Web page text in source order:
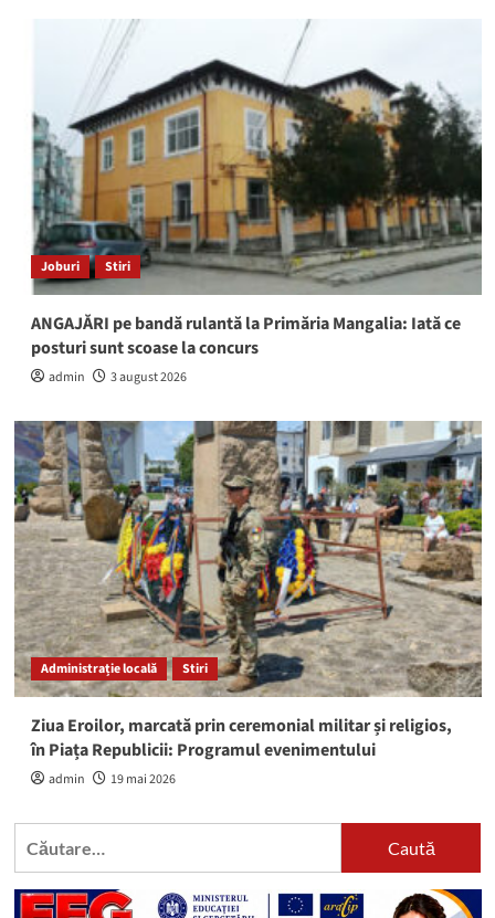
Joburi Stiri
ANGAJĂRI pe bandă rulantă la Primăria Mangalia: Iată ce
posturi sunt scoase la concurs
admin 3 august 2026
Administrație locală Stiri
Ziua Eroilor, marcată prin ceremonial militar și religios,
în Piața Republicii: Programul evenimentului
admin 19 mai 2026
Caută